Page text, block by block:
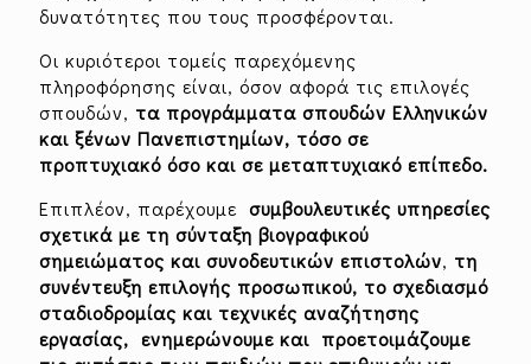
δυνατότητες που τους προσφέρονται.
Οι κυριότεροι τομείς παρεχόμενης
πληροφόρησης είναι, όσον αφορά τις επιλογές
σπουδών, τα προγράμματα σπουδών Ελληνικών
και ξένων Πανεπιστημίων, τόσο σε
προπτυχιακό όσο και σε μεταπτυχιακό επίπεδο.
Επιπλέον, παρέχουμε συμβουλευτικές υπηρεσίες
σχετικά με τη σύνταξη βιογραφικού
σημειώματος και συνοδευτικών επιστολών, τη
συνέντευξη επιλογής προσωπικού, το σχεδιασμό
σταδιοδρομίας και τεχνικές αναζήτησης
εργασίας, ενημερώνουμε και προετοιμάζουμε